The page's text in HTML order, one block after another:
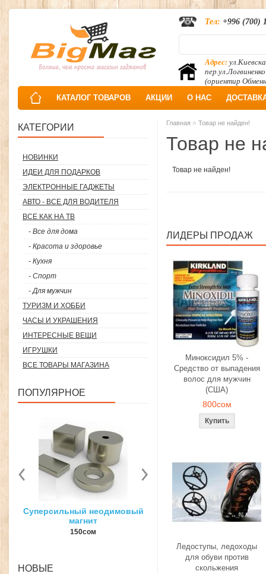
Адрес:
пер.ул.Логвиненко
(ориентир
Тел: +996 (700)
КАТАЛОГ ТОВАРОВ АКЦИИ О НАС
КАТЕГОРИИ
НОВИНКИ
ИДЕИ ДЛЯ ПОДАРКОВ
ЭЛЕКТРОННЫЕ ГАДЖЕТЫ
АВТО - ВСЕ ДЛЯ ВОДИТЕЛЯ
ВСЕ КАК НА ТВ
- Все для дома
- Красота и здоровье
- Кухня
- Спорт
- Для мужчин
ТУРИЗМ И ХОББИ
ЧАСЫ И УКРАШЕНИЯ
ИНТЕРЕСНЫЕ ВЕЩИ
ИГРУШКИ
ВСЕ ТОВАРЫ МАГАЗИНА
ПОПУЛЯРНОЕ
3D ручка для объемного
рисования
1350сом 1190сом
Загуститель волос
27гр
НОВЫЕ
Главная » Товар не найден!
Товар не
Товар не найден!
ЛИДЕРЫ ПРОДАЖ
Миноксидил 5% -
Средство от выпадения
волос для мужчин
(США)
800сом
Ледоступы, ледоходы
для обуви против
скольжения